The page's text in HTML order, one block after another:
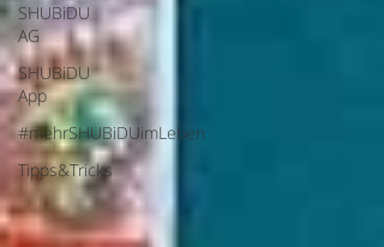
SHUBiDU
AG
SHUBiDU
App
#mehrSHUBiDUimLeben
Tipps&Tricks